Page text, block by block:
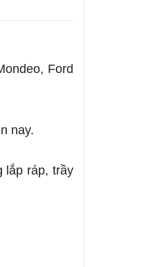
Ford
nay.
lắp ráp, trầy